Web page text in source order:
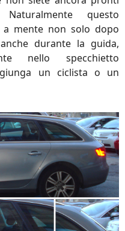
questo
mente non solo dopo
durante la guida,
nello specchietto
un ciclista o un